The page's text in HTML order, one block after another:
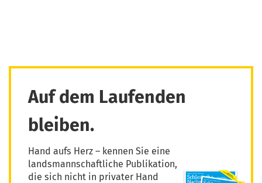
Auf dem Laufenden
bleiben.
Hand aufs Herz – kennen Sie eine
landsmannschaftliche Publikation,
die sich nicht in privater Hand